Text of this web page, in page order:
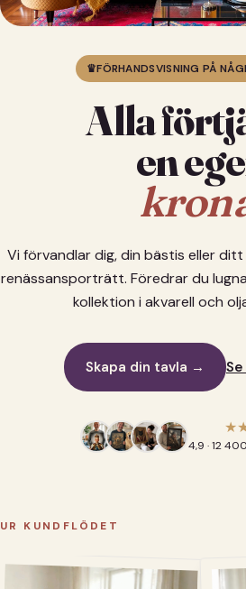
♛FÖRHANDSVISNING PÅ
Alla
en
Vi förvandlar dig, din bästis eller
renässansporträtt. Föredrar du
kollektion i akvarell och
Skapa din tavla →
4,9 · 12
UR KUNDFLÖDET